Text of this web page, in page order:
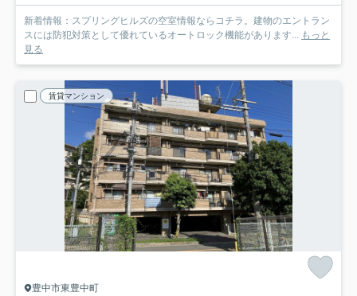
新着情報：スプリングヒルズの空室情報ならコチラ。建物のエントラン
スには防犯対策として優れているオートロック機能があります... もっと
見る
賃貸マンション
豊中市東豊中町